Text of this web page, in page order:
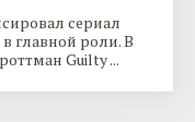
сериал
главной роли. В
Guilty ...